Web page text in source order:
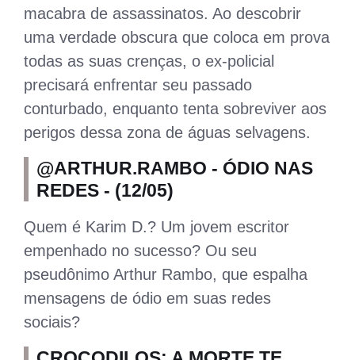
macabra de assassinatos. Ao descobrir
uma verdade obscura que coloca em prova
todas as suas crenças, o ex-policial
precisará enfrentar seu passado
conturbado, enquanto tenta sobreviver aos
perigos dessa zona de águas selvagens.
@ARTHUR.RAMBO - ÓDIO NAS
REDES - (12/05)
Quem é Karim D.? Um jovem escritor
empenhado no sucesso? Ou seu
pseudônimo Arthur Rambo, que espalha
mensagens de ódio em suas redes
sociais?